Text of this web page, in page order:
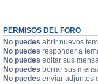
PERMISOS DEL FORO
No puedes abrir nuevos
No puedes responder a
No puedes editar sus
No puedes borrar sus
No puedes enviar adjuntos